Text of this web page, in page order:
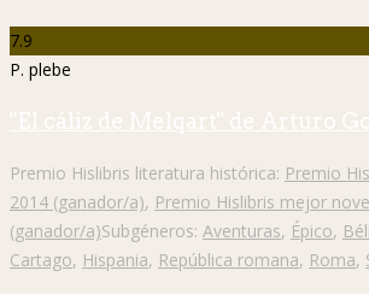
7.9
P. plebe
"El cáliz de Melqart" de Arturo
Premio Hislibris literatura histórica: Premio
2014 (ganador/a), Premio Hislibris mejor
(ganador/a)Subgéneros: Aventuras, Épico,
Cartago, Hispania, República romana, Roma,